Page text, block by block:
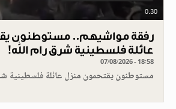
0.30
رفقة مواشيهم.. مستوطنون
عائلة فلسطينية شرق رام الله!
07/08/2026 - 18:58
مستوطنون يقتحمون منزل عائلة فلسطينية